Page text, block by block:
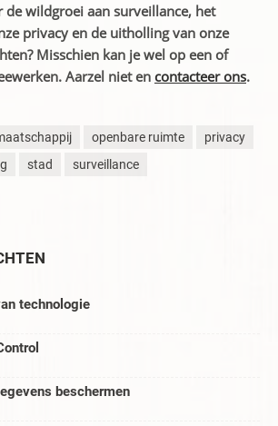
de wildgroei aan surveillance, het
privacy en de uitholling van onze
Misschien kan je wel op een of
Aarzel niet en contacteer ons.
openbare ruimte
privacy
stad surveillance
technologie
beschermen